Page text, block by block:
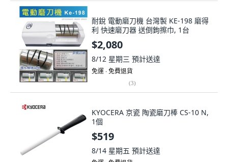
耐銳 電動磨刀機 台灣製 KE-198 磨得
利 快速磨刀器 送倒鉤擦巾, 1台
$2,080
8/12 星期三 預計送達
免運 ∙ 免費退貨
(3)
KYOCERA 京瓷 陶瓷磨刀棒 CS-10 N,
1個
$519
8/14 星期五 預計送達